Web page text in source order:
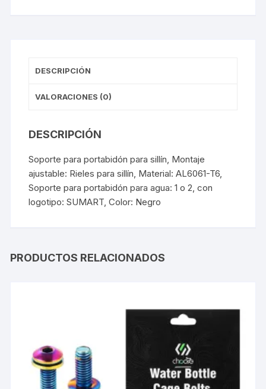
DESCRIPCIÓN
VALORACIONES (0)
DESCRIPCIÓN
Soporte para portabidón para sillín, Montaje
ajustable: Rieles para sillín, Material: AL6061-T6,
Soporte para portabidón para agua: 1 o 2, con
logotipo: SUMART, Color: Negro
PRODUCTOS RELACIONADOS